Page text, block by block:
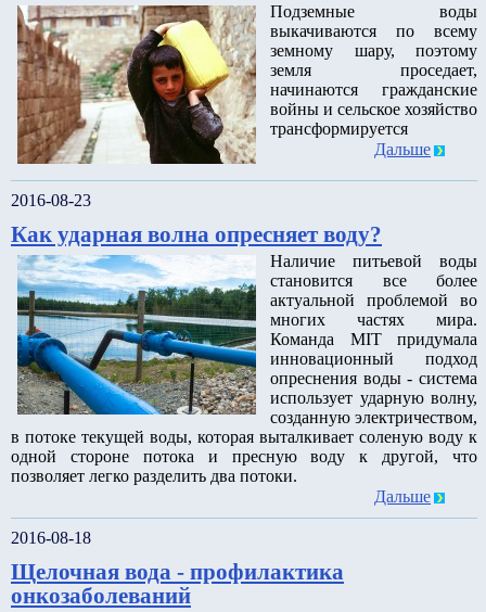
Подземные воды
выкачиваются по всему
земному шару, поэтому
земля проседает,
начинаются гражданские
войны и сельское хозяйство
трансформируется
Дальше
2016-08-23
Как ударная волна опресняет воду?
Наличие питьевой воды
становится все более
актуальной проблемой во
многих частях мира.
Команда MIT придумала
инновационный подход
опреснения воды - система
использует ударную волну,
созданную электричеством,
в потоке текущей воды, которая выталкивает соленую воду к
одной стороне потока и пресную воду к другой, что
позволяет легко разделить два потоки.
Дальше
2016-08-18
Щелочная вода - профилактика
онкозаболеваний